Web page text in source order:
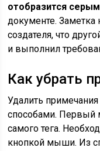
отобразится
документе. Заметка
создателя, что
и выполнил
Как убрать
Удалить
способами. Первый
самого тега.
кнопкой мыши. Из